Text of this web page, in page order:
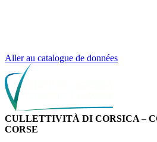
Aller au catalogue de données
CULLETTIVITÀ DI CORSICA –
CORSE